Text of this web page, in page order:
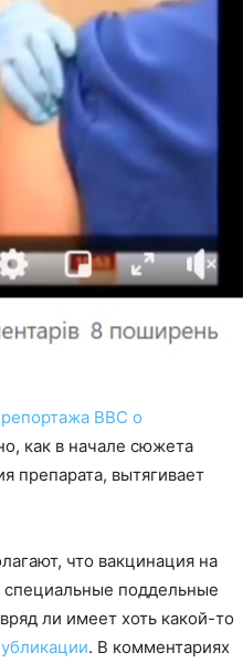
BBC о
как в начале сюжета
препарата, вытягивает
что вакцинация на
специальные поддельные
ли имеет хоть какой-то
. В комментариях